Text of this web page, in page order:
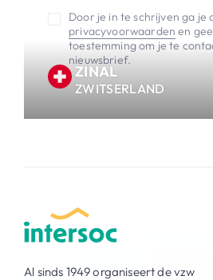
Door je in te schrijven ga je
privacyvoorwaarden en
toestemming om je te
nieuwsbrief.
ZINAL
ZWITSERLAND
Al sinds 1949 organiseert de vzw